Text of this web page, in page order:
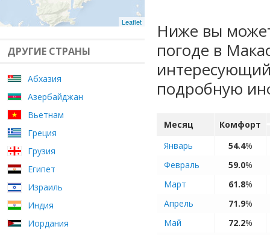
Leaflet
ДРУГИЕ СТРАНЫ
Абхазия
Азербайджан
Вьетнам
Греция
Грузия
Египет
Израиль
Индия
Иордания
Ниже вы
погоде в
подробную
Месяц
Комфорт
Январь
54.4%
Февраль
59.0%
Март
61.8%
Апрель
71.9%
Май
72.2%